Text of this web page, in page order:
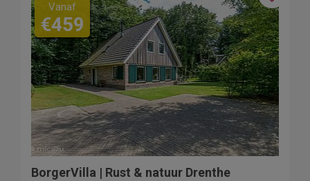
Vanaf
€459
BorgerVilla | Rust & natuur Drenthe